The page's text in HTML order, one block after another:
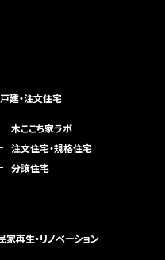
建・注文住宅
木ここち家ラボ
注文住宅・規格住宅
分譲住宅
家再生・リノベーション